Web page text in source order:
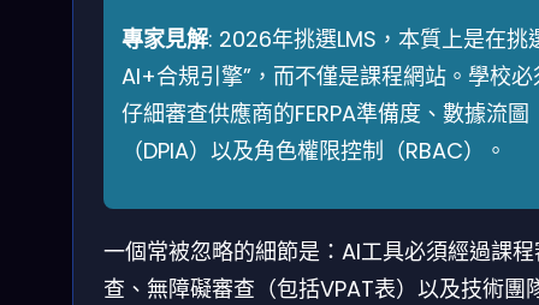
專家見解: 2026年挑選LMS，本質上是在挑
AI+合規引擎”，而不僅是課程網站。學校必
仔細審查供應商的FERPA準備度、數據流圖
（DPIA）以及角色權限控制（RBAC）。
一個常被忽略的細節是：AI工具必須經過課
查、無障礙審查（包括VPAT表）以及技術團